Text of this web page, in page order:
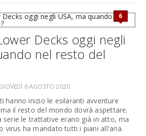
6
Decks oggi negli
nel resto del
GIOVEDÌ 6 AGOSTO 2020
hanno inizio le esilaranti avventure
il resto del mondo dovrà aspettare.
serie le trattative erano già in atto, ma
virus ha mandato tutti i piani all'aria.